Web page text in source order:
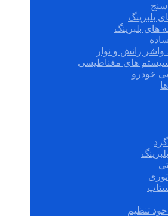
سنج
بلبرینگ
های بلبرینگ
رانش و نوار
سیستم های مغناطیسی
خودرو
تنظیم